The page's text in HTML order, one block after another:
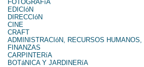
FOTOGRAFíA
EDICIóN
DIRECCIóN
CINE
CRAFT
ADMINISTRACIóN, RECURSOS
FINANZAS
CARPINTERíA
BOTáNICA Y JARDINERíA